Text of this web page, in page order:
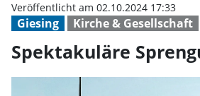
Giesing Kirche & Gesellschaft
Veröffentlicht am 02.10.2024 17:33
Spektakuläre